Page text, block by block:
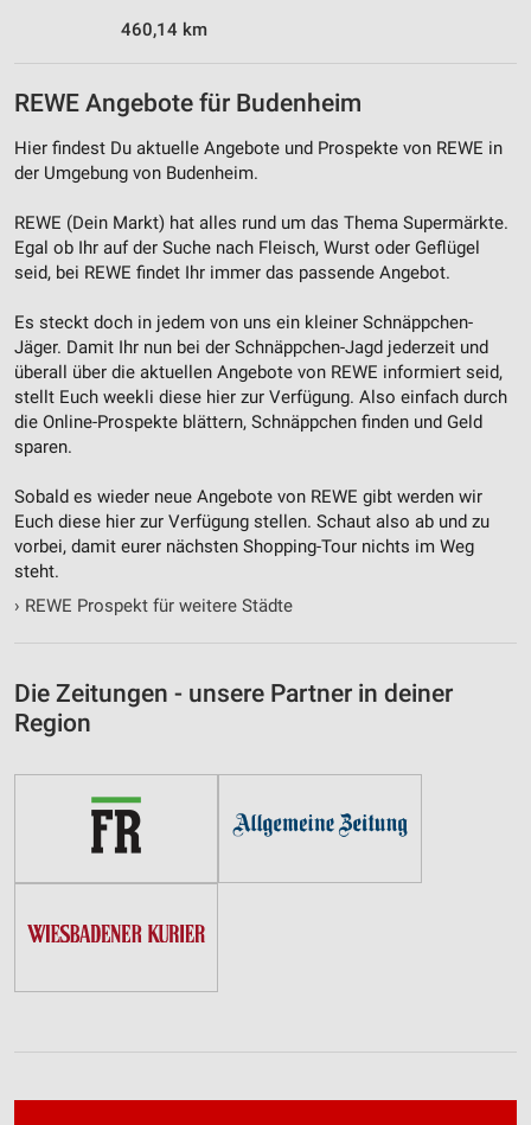
460,14 km
REWE Angebote für Budenheim
Hier findest Du aktuelle Angebote und Prospekte von REWE in
der Umgebung von Budenheim.
REWE (Dein Markt) hat alles rund um das Thema Supermärkte.
Egal ob Ihr auf der Suche nach Fleisch, Wurst oder Geflügel
seid, bei REWE findet Ihr immer das passende Angebot.
Es steckt doch in jedem von uns ein kleiner Schnäppchen-
Jäger. Damit Ihr nun bei der Schnäppchen-Jagd jederzeit und
überall über die aktuellen Angebote von REWE informiert seid,
stellt Euch weekli diese hier zur Verfügung. Also einfach durch
die Online-Prospekte blättern, Schnäppchen finden und Geld
sparen.
Sobald es wieder neue Angebote von REWE gibt werden wir
Euch diese hier zur Verfügung stellen. Schaut also ab und zu
vorbei, damit eurer nächsten Shopping-Tour nichts im Weg
steht.
› REWE Prospekt für weitere Städte
Die Zeitungen - unsere Partner in deiner
Region